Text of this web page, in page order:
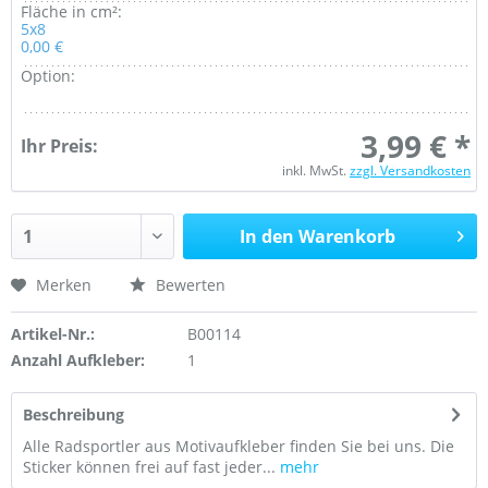
Fläche in cm²:
5x8
0,00 €
Option:
Ihr Preis: 3,99 € *
inkl. MwSt.zzgl. Versandkosten
In den Warenkorb
Merken Bewerten
Artikel-Nr.:
B00114
Anzahl Aufkleber:
1
Beschreibung
Alle Radsportler aus Motivaufkleber finden Sie bei uns. Die
Sticker können frei auf fast jeder... mehr